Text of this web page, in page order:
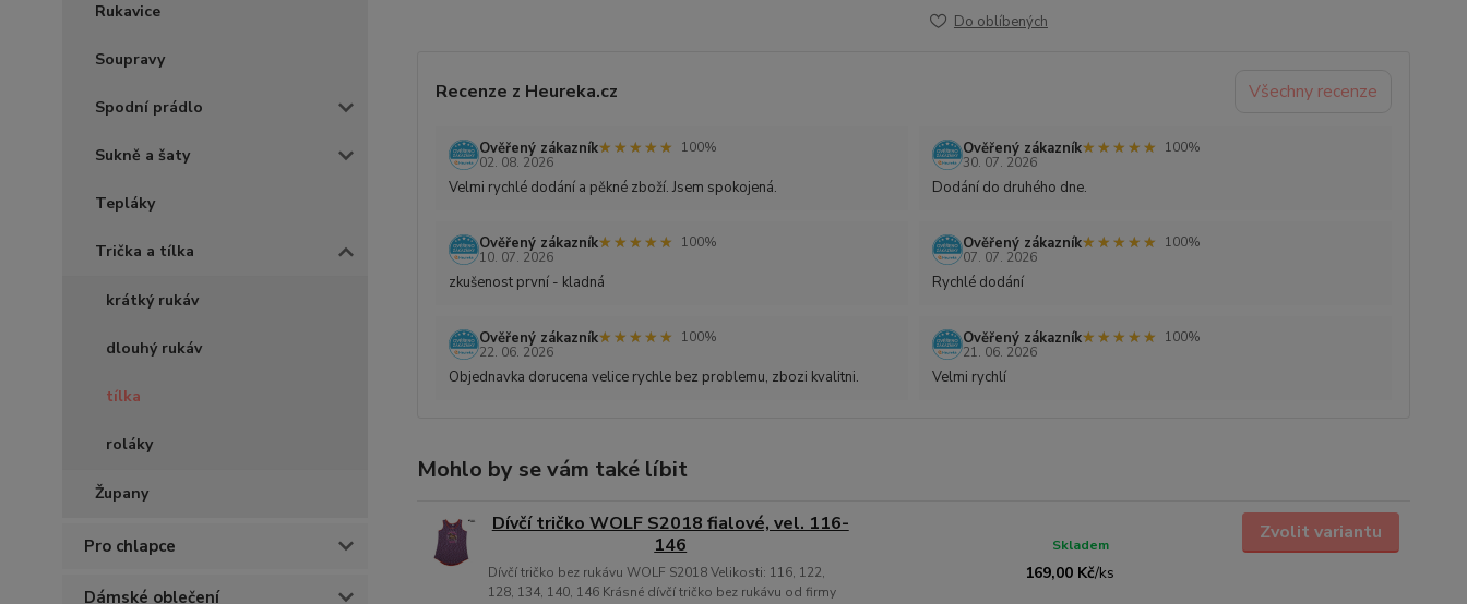
Rukavice
Soupravy
Spodní prádlo
Sukně a šaty
Tepláky
Trička a tílka
krátký rukáv
dlouhý rukáv
tílka
roláky
Župany
Pro chlapce
Dámské oblečení
Do oblíbených
Recenze z Heureka.cz Všechny recenze
Ověřený zákazník★★★★★
★★★★★
100%
02. 08. 2026
Velmi rychlé dodání a pěkné zboží. Jsem spokojená.
Ověřený zákazník★★★★★
★★★★★
100%
30. 07. 2026
Dodání do druhého dne.
Ověřený zákazník★★★★★
★★★★★
100%
10. 07. 2026
zkušenost první - kladná
Ověřený zákazník★★★★★
★★★★★
100%
07. 07. 2026
Rychlé dodání
Ověřený zákazník★★★★★
★★★★★
100%
22. 06. 2026
Objednavka dorucena velice rychle bez problemu, zbozi kvalitni.
Ověřený zákazník★★★★★
★★★★★
100%
21. 06. 2026
Velmi rychlí
Mohlo by se vám také líbit
Dívčí tričko WOLF S2018 fialové, vel. 116-
146
Dívčí tričko bez rukávu WOLF S2018 Velikosti: 116, 122,
128, 134, 140, 146 Krásné dívčí tričko bez rukávu od firmy
169,00 Kč/ks
Skladem
Zvolit variantu